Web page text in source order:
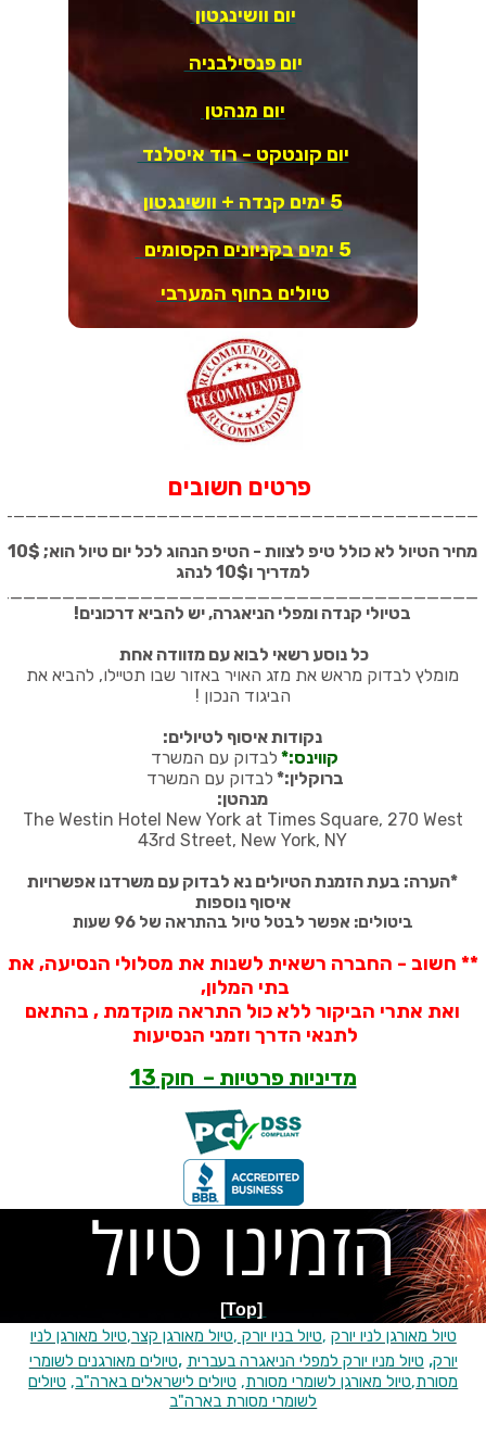
הזמינו טיול
[Top]
פרטים חשובים
מחיר הטיול לא כולל טיפ לצוות - הטיפ הנהוג לכל יום טיול הוא; 10$
למדריך ו10$ לנהג
בטיולי קנדה ומפלי הניאגרה, יש להביא דרכונים!
כל נוסע רשאי לבוא עם מזוודה אחת
מומלץ לבדוק מראש את מזג האויר באזור שבו תטיילו, להביא את
הביגוד הנכון !
נקודות איסוף לטיולים:
קווינס:* לבדוק עם המשרד
ברוקלין:* לבדוק עם המשרד
מנהטן:
The Westin Hotel New York at Times Square, 270 West
43rd Street, New York, NY
*הערה: בעת הזמנת הטיולים נא לבדוק עם משרדנו אפשרויות
איסוף נוספות
ביטולים: אפשר לבטל טיול בהתראה של 96 שעות
** חשוב - החברה רשאית לשנות את מסלולי הנסיעה, את
בתי המלון,
ואת אתרי הביקור ללא כול התראה מוקדמת , בהתאם
לתנאי הדרך וזמני הנסיעות
יום וושינגטון
יום פנסילבניה
יום מנהטן
יום קונטקט - רוד איסלנד
5 ימים קנדה + וושינגטון
5 ימים בקניונים הקסומים
טיולים בחוף המערבי
טיול מאורגן לניו יורק ,טיול בניו יורק ,טיול מאורגן קצר,טיול מאורגן לניו
יורק, טיול מניו יורק למפלי הניאגרה בעברית ,טיולים מאורגנים לשומרי
מסורת,טיול מאורגן לשומרי מסורת, טיולים לישראלים בארה"ב, טיולים
לשומרי מסורת בארה"ב
מדיניות פרטיות – חוק 13